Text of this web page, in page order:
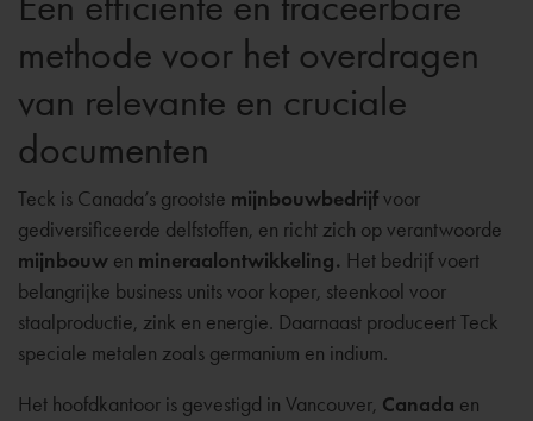
methode voor het overdragen
van relevante en cruciale
documenten
Teck is Canada’s grootste mijnbouwbedrijfvoor
gediversificeerde delfstoffen, en richt zich op verantwoorde
mijnbouw en mineraalontwikkeling. Het bedrijf voert
belangrijke business units voor koper, steenkool voor
staalproductie, zink en energie. Daarnaast produceert Teck
speciale metalen zoals germanium en indium.
Het hoofdkantoor is gevestigd in Vancouver, Canada en